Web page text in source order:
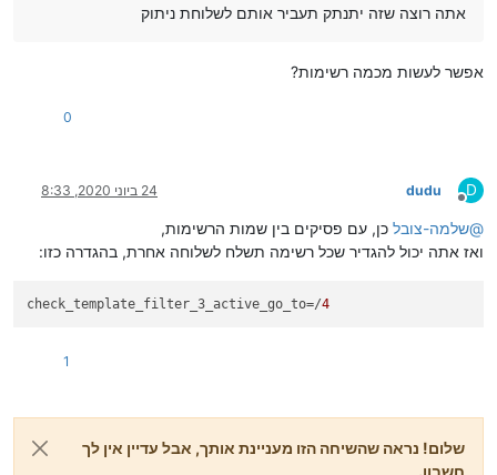
אתה רוצה שזה יתנתק תעביר אותם לשלוחת ניתוק
אפשר לעשות מכמה רשימות?
0
D
מנותק
dudu 24 ביוני 2020, 8:33
@שלמה-צובל כן, עם פסיקים בין שמות הרשימות,
ואז אתה יכול להגדיר שכל רשימה תשלח לשלוחה אחרת, בהגדרה כזו:
check_template_filter_3_active_go_to=/4
1
שלום! נראה שהשיחה הזו מעניינת אותך, אבל עדיין אין לך